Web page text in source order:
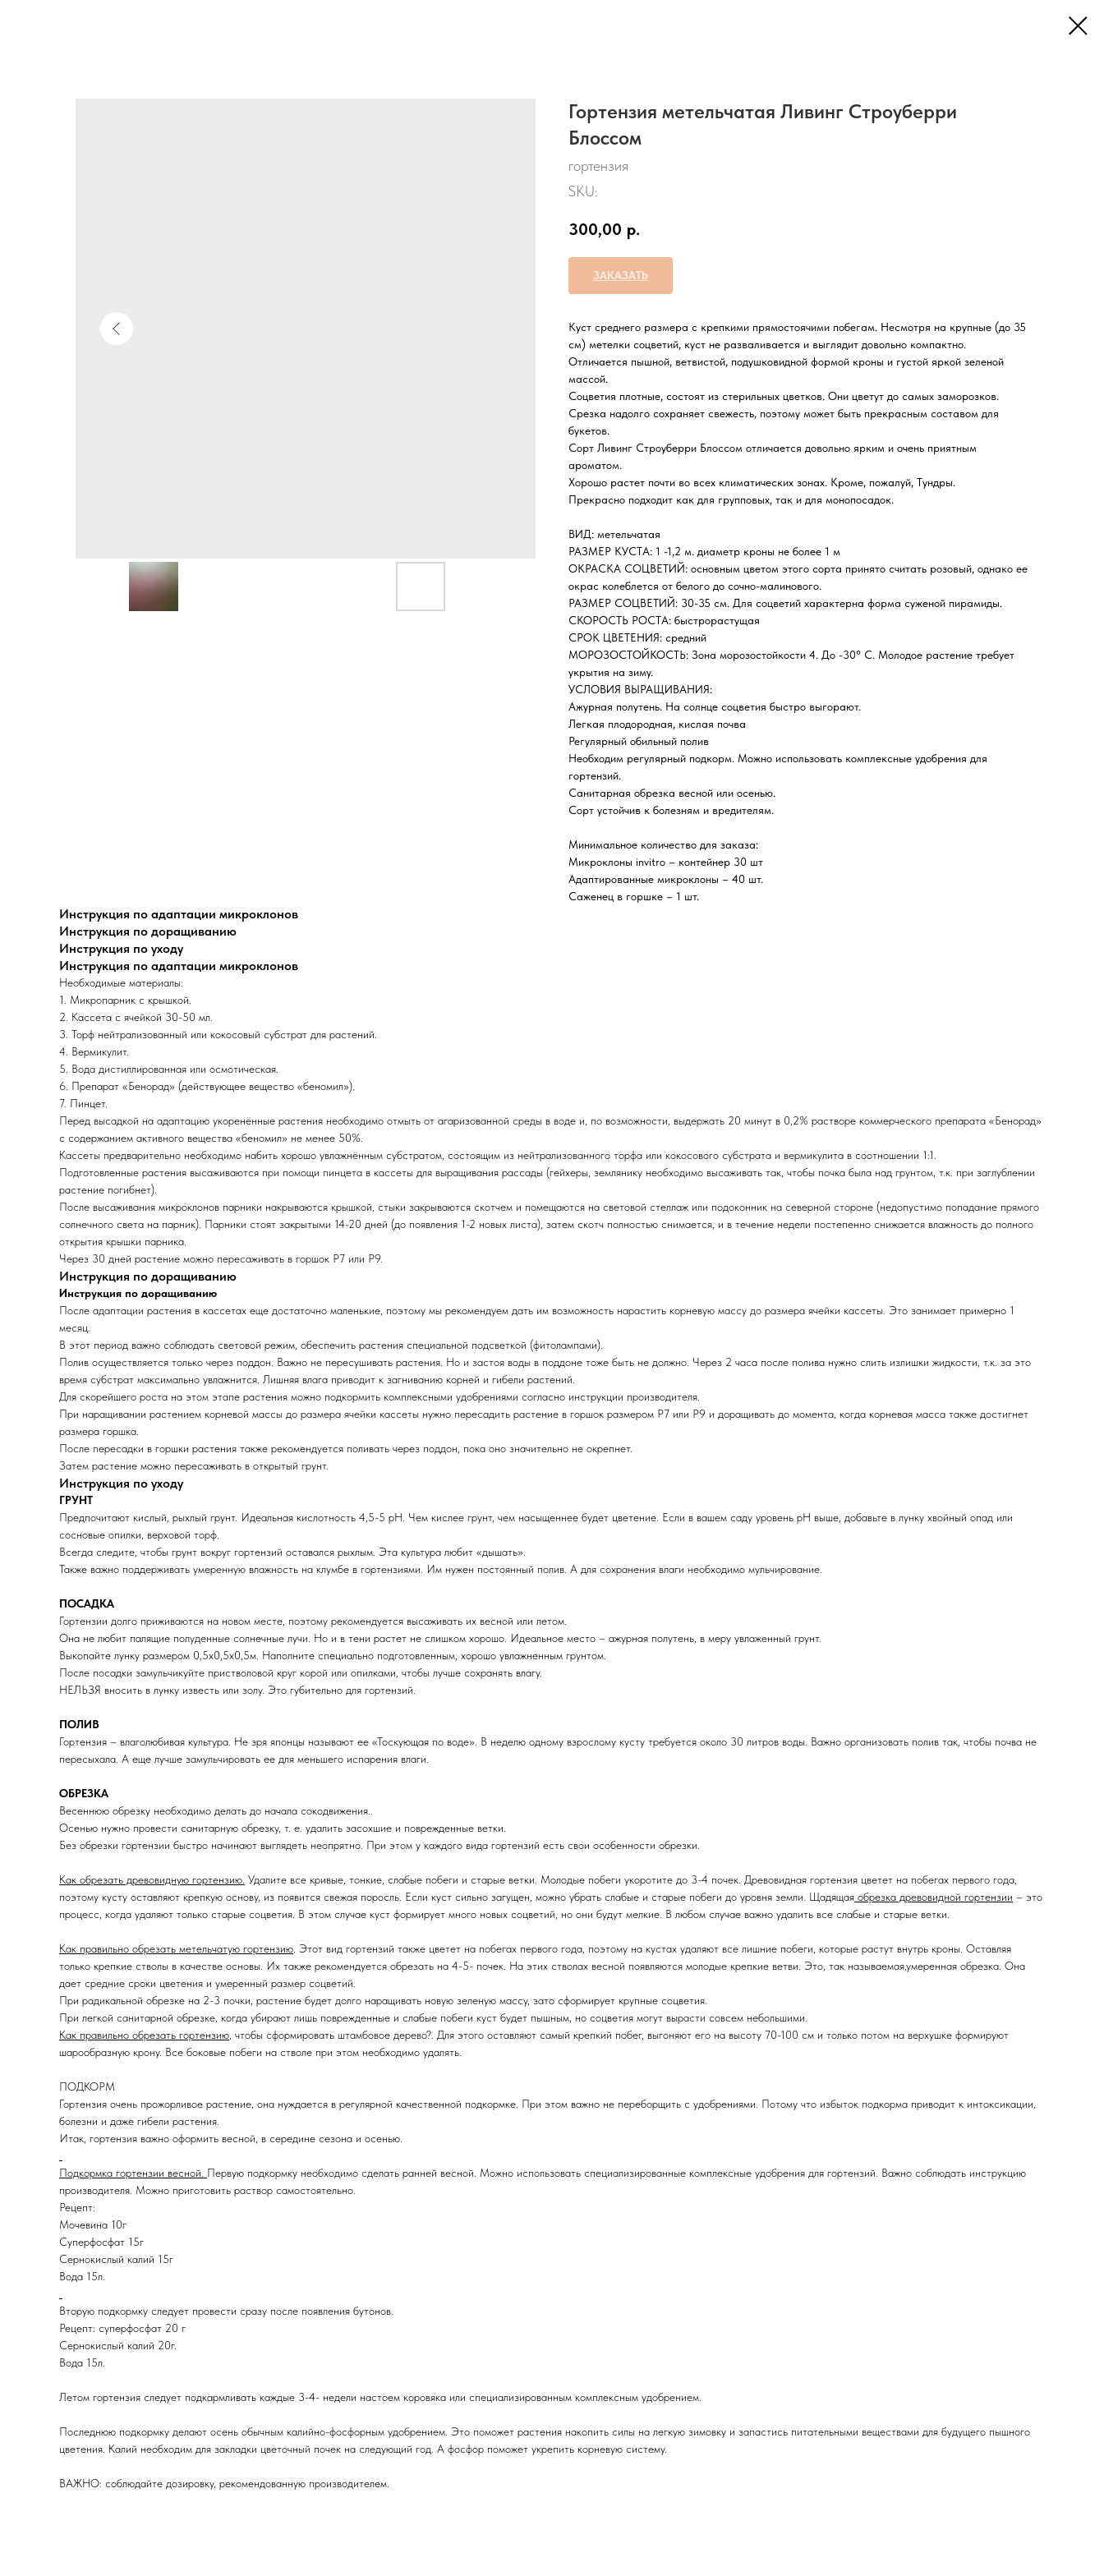
Гортензия метельчатая Ливинг Строуберри
Блоссом
гортензия
SKU:
300,00 р.
ЗАКАЗАТЬ
Куст среднего размера с крепкими прямостоячими побегам. Несмотря на крупные (до 35
см) метелки соцветий, куст не разваливается и выглядит довольно компактно.
Отличается пышной, ветвистой, подушковидной формой кроны и густой яркой зеленой
массой.
Соцветия плотные, состоят из стерильных цветков. Они цветут до самых заморозков.
Срезка надолго сохраняет свежесть, поэтому может быть прекрасным составом для
букетов.
Сорт Ливинг Строуберри Блоссом отличается довольно ярким и очень приятным
ароматом.
Хорошо растет почти во всех климатических зонах. Кроме, пожалуй, Тундры.
Прекрасно подходит как для групповых, так и для монопосадок.
ВИД: метельчатая
РАЗМЕР КУСТА: 1 -1,2 м. диаметр кроны не более 1 м
ОКРАСКА СОЦВЕТИЙ: основным цветом этого сорта принято считать розовый, однако ее
окрас колеблется от белого до сочно-малинового.
РАЗМЕР СОЦВЕТИЙ: 30-35 см. Для соцветий характерна форма суженой пирамиды.
СКОРОСТЬ РОСТА: быстрорастущая
СРОК ЦВЕТЕНИЯ: средний
МОРОЗОСТОЙКОСТЬ: Зона морозостойкости 4. До -30° C. Молодое растение требует
укрытия на зиму.
УСЛОВИЯ ВЫРАЩИВАНИЯ:
Ажурная полутень. На солнце соцветия быстро выгорают.
Легкая плодородная, кислая почва
Регулярный обильный полив
Необходим регулярный подкорм. Можно использовать комплексные удобрения для
гортензий.
Санитарная обрезка весной или осенью.
Сорт устойчив к болезням и вредителям.
Минимальное количество для заказа:
Микроклоны invitro – контейнер 30 шт
Адаптированные микроклоны – 40 шт.
Саженец в горшке – 1 шт.
Инструкция по адаптации микроклонов
Инструкция по доращиванию
Инструкция по уходу
Инструкция по адаптации микроклонов
Необходимые материалы:
1. Микропарник с крышкой.
2. Кассета с ячейкой 30-50 мл.
3. Торф нейтрализованный или кокосовый субстрат для растений.
4. Вермикулит.
5. Вода дистиллированная или осмотическая.
6. Препарат «Бенорад» (действующее вещество «беномил»).
7. Пинцет.
Перед высадкой на адаптацию укоренённые растения необходимо отмыть от агаризованной среды в воде и, по возможности, выдержать 20 минут в 0,2% растворе коммерческого препарата «Бенорад»
с содержанием активного вещества «беномил» не менее 50%.
Кассеты предварительно необходимо набить хорошо увлажнённым субстратом, состоящим из нейтрализованного торфа или кокосового субстрата и вермикулита в соотношении 1:1.
Подготовленные растения высаживаются при помощи пинцета в кассеты для выращивания рассады (гейхеры, землянику необходимо высаживать так, чтобы почка была над грунтом, т.к. при заглублении
растение погибнет).
После высаживания микроклонов парники накрываются крышкой, стыки закрываются скотчем и помещаются на световой стеллаж или подоконник на северной стороне (недопустимо попадание прямого
солнечного света на парник). Парники стоят закрытыми 14-20 дней (до появления 1-2 новых листа), затем скотч полностью снимается, и в течение недели постепенно снижается влажность до полного
открытия крышки парника.
Через 30 дней растение можно пересаживать в горшок Р7 или Р9.
Инструкция по доращиванию
Инструкция по доращиванию
После адаптации растения в кассетах еще достаточно маленькие, поэтому мы рекомендуем дать им возможность нарастить корневую массу до размера ячейки кассеты. Это занимает примерно 1
месяц.
В этот период важно соблюдать световой режим, обеспечить растения специальной подсветкой (фитолампами).
Полив осуществляется только через поддон. Важно не пересушивать растения. Но и застоя воды в поддоне тоже быть не должно. Через 2 часа после полива нужно слить излишки жидкости, т.к. за это
время субстрат максимально увлажнится. Лишняя влага приводит к загниванию корней и гибели растений.
Для скорейшего роста на этом этапе растения можно подкормить комплексными удобрениями согласно инструкции производителя.
При наращивании растением корневой массы до размера ячейки кассеты нужно пересадить растение в горшок размером Р7 или Р9 и доращивать до момента, когда корневая масса также достигнет
размера горшка.
После пересадки в горшки растения также рекомендуется поливать через поддон, пока оно значительно не окрепнет.
Затем растение можно пересаживать в открытый грунт.
Инструкция по уходу
ГРУНТ
Предпочитают кислый, рыхлый грунт. Идеальная кислотность 4,5-5 pH. Чем кислее грунт, чем насыщеннее будет цветение. Если в вашем саду уровень pH выше, добавьте в лунку хвойный опад или
сосновые опилки, верховой торф.
Всегда следите, чтобы грунт вокруг гортензий оставался рыхлым. Эта культура любит «дышать».
Также важно поддерживать умеренную влажность на клумбе в гортензиями. Им нужен постоянный полив. А для сохранения влаги необходимо мульчирование.
ПОСАДКА
Гортензии долго приживаются на новом месте, поэтому рекомендуется высаживать их весной или летом.
Она не любит палящие полуденные солнечные лучи. Но и в тени растет не слишком хорошо. Идеальное место – ажурная полутень, в меру увлаженный грунт.
Выкопайте лунку размером 0,5х0,5х0,5м. Наполните специально подготовленным, хорошо увлажненным грунтом.
После посадки замульчикуйте пристволовой круг корой или опилками, чтобы лучше сохранять влагу.
НЕЛЬЗЯ вносить в лунку известь или золу. Это губительно для гортензий.
ПОЛИВ
Гортензия – влаголюбивая культура. Не зря японцы называют ее «Тоскующая по воде». В неделю одному взрослому кусту требуется около 30 литров воды. Важно организовать полив так, чтобы почва не
пересыхала. А еще лучше замульчировать ее для меньшего испарения влаги.
ОБРЕЗКА
Весеннюю обрезку необходимо делать до начала сокодвижения..
Осенью нужно провести санитарную обрезку, т. е. удалить засохшие и поврежденные ветки.
Без обрезки гортензии быстро начинают выглядеть неопрятно. При этом у каждого вида гортензий есть свои особенности обрезки.
Как обрезать древовидную гортензию. Удалите все кривые, тонкие, слабые побеги и старые ветки. Молодые побеги укоротите до 3-4 почек. Древовидная гортензия цветет на побегах первого года,
поэтому кусту оставляют крепкую основу, из появится свежая поросль. Если куст сильно загущен, можно убрать слабые и старые побеги до уровня земли. Щадящая обрезка древовидной гортензии – это
процесс, когда удаляют только старые соцветия. В этом случае куст формирует много новых соцветий, но они будут мелкие. В любом случае важно удалить все слабые и старые ветки.
Как правильно обрезать метельчатую гортензию . Этот вид гортензий также цветет на побегах первого года, поэтому на кустах удаляют все лишние побеги, которые растут внутрь кроны. Оставляя
только крепкие стволы в качестве основы. Их также рекомендуется обрезать на 4-5- почек. На этих стволах весной появляются молодые крепкие ветви. Это, так называемая,умеренная обрезка. Она
дает средние сроки цветения и умеренный размер соцветий.
При радикальной обрезке на 2-3 почки, растение будет долго наращивать новую зеленую массу, зато сформирует крупные соцветия.
При легкой санитарной обрезке, когда убирают лишь поврежденные и слабые побеги куст будет пышным, но соцветия могут вырасти совсем небольшими.
Как правильно обрезать гортензию , чтобы сформировать штамбовое дерево?. Для этого оставляют самый крепкий побег, выгоняют его на высоту 70-100 см и только потом на верхушке формируют
шарообразную крону. Все боковые побеги на стволе при этом необходимо удалять.
ПОДКОРМ
Гортензия очень прожорливое растение, она нуждается в регулярной качественной подкормке. При этом важно не переборщить с удобрениями. Потому что избыток подкорма приводит к интоксикации,
болезни и даже гибели растения.
Итак, гортензия важно оформить весной, в середине сезона и осенью.
Подкормка гортензии весной. Первую подкормку необходимо сделать ранней весной. Можно использовать специализированные комплексные удобрения для гортензий. Важно соблюдать инструкцию
производителя. Можно приготовить раствор самостоятельно.
Рецепт:
Мочевина 10г
Суперфосфат 15г
Сернокислый калий 15г
Вода 15л.
Вторую подкормку следует провести сразу после появления бутонов.
Рецепт: суперфосфат 20 г
Сернокислый калий 20г.
Вода 15л.
Летом гортензия следует подкармливать каждые 3-4- недели настоем коровяка или специализированным комплексным удобрением.
Последнюю подкормку делают осень обычным калийно-фосфорным удобрением. Это поможет растения накопить силы на легкую зимовку и запастись питательными веществами для будущего пышного
цветения. Калий необходим для закладки цветочный почек на следующий год. А фосфор поможет укрепить корневую систему.
ВАЖНО: соблюдайте дозировку, рекомендованную производителем.